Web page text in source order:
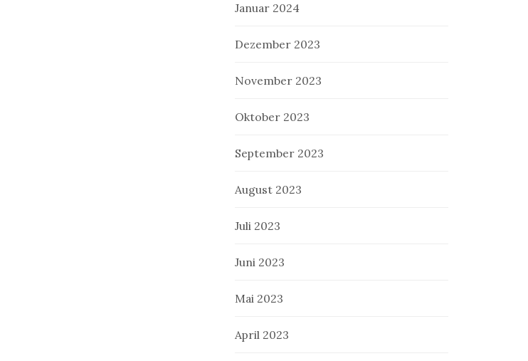
Januar 2024
Dezember 2023
November 2023
Oktober 2023
September 2023
August 2023
Juli 2023
Juni 2023
Mai 2023
April 2023